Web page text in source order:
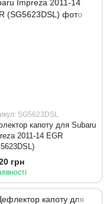
SG5623DSL
капоту для Subaru
2011-14 EGR
грн